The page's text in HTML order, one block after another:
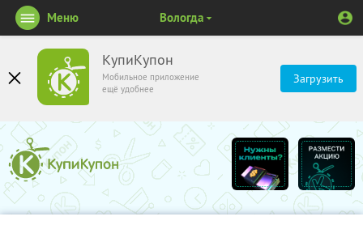
КупиКупон
Мобильное приложение
ещё удобнее
Загрузить
Меню Вологда